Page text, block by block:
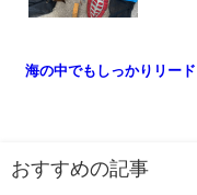
海の中でもしっかりリー
おすすめの記事